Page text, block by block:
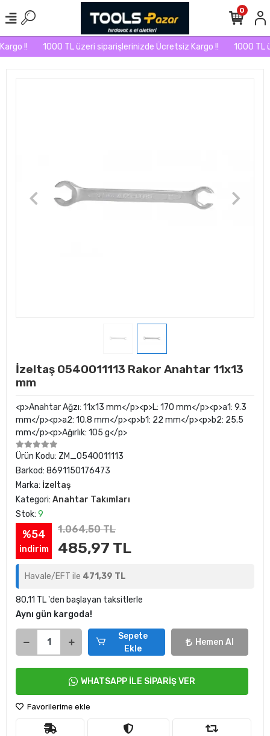
!! 1000 TL üzeri siparişlerinizde Ücretsiz Kargo !! 1000 TL
0
İzeltaş 0540011113 Rakor Anahtar 11x13
mm
<p>Anahtar Ağzı: 11x13 mm</p><p>L: 170 mm</p><p>a1: 9.3
mm</p><p>a2: 10.8 mm</p><p>b1: 22 mm</p><p>b2: 25.5
mm</p><p>Ağırlık: 105 g</p>
Ürün Kodu: ZM_0540011113
Barkod: 8691150176473
Marka: İzeltaş
Kategori: Anahtar Takımları
Stok: 9
%54
indirim
1.064,50 TL
485,97 TL
Havale/EFT ile 471,39 TL
80,11 TL 'den başlayan taksitlerle
Aynı gün kargoda!
Sepete
Ekle
Hemen Al
WHATSAPP İLE SİPARİŞ VER
Favorilerime ekle